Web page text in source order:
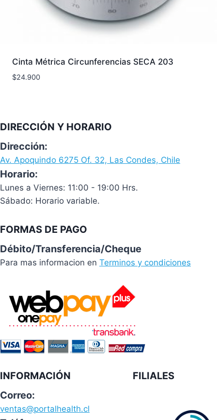
Cinta Métrica Circunferencias SECA 203
$24.900
DIRECCIÓN Y HORARIO
Dirección:
Av. Apoquindo 6275 Of. 32, Las Condes, Chile
Horario:
Lunes a Viernes: 11:00 - 19:00 Hrs.
Sábado: Horario variable.
FORMAS DE PAGO
Débito/Transferencia/Cheque
Para mas informacion en Terminos y condiciones
INFORMACIÓN
Correo:
ventas@portalhealth.cl
FILIALES